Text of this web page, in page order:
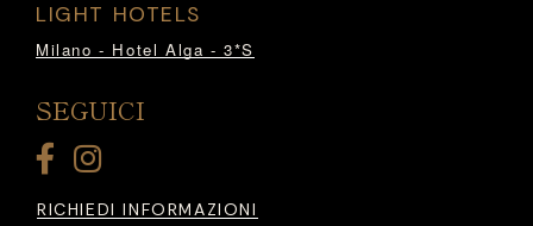
LIGHT HOTELS
Milano - Hotel Alga - 3*S
SEGUICI
RICHIEDI INFORMAZIONI